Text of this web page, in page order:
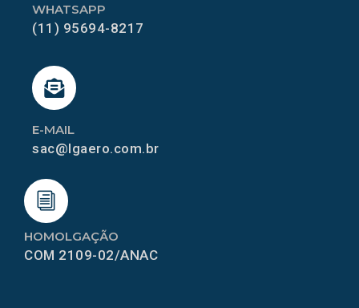
HOMOLGAÇÃO
COM 2109-02/ANAC
E-MAIL
sac@lgaero.com.br
WHATSAPP
(11) 95694-8217